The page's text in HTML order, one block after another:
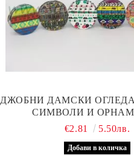
ДЖОБНИ ДАМСКИ
СИМВОЛИ И
€2.81
5.50лв.